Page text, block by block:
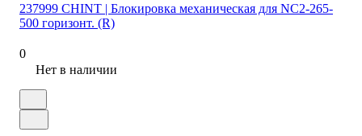
237999 CHINT | Блокировка механическая для NC2-265-
500 горизонт. (R)
0
Нет в наличии